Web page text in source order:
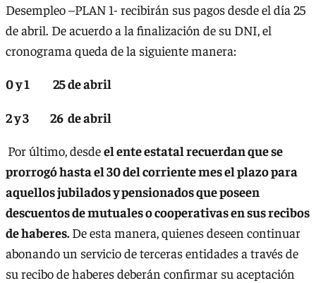
Desempleo –PLAN 1- recibirán sus pagos desde el día 25
de abril. De acuerdo a la finalización de su DNI, el
cronograma queda de la siguiente manera:
0 y 1 25 de abril
2 y 3 26 de abril
Por último, desdeel ente estatal recuerdan que se
prorrogó hasta el 30 del corriente mes el plazo para
aquellos jubilados y pensionados que poseen
descuentos de mutuales o cooperativas en sus recibos
de haberes.De esta manera, quienes deseen continuar
abonando un servicio de terceras entidades a través de
su recibo de haberes deberán confirmar su aceptación